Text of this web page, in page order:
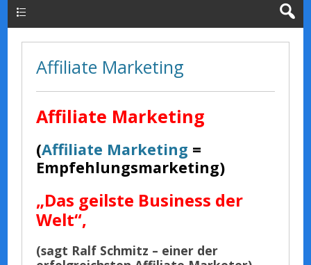
Affiliate Marketing
Affiliate Marketing
(Affiliate Marketing =
Empfehlungsmarketing)
„Das geilste Business der
Welt“,
(sagt Ralf Schmitz – einer der